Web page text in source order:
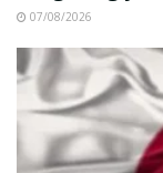
07/08/2026